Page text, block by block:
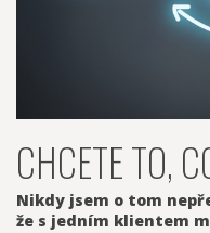
CHCETE TO,
Nikdy jsem o tom
že s jedním klientem